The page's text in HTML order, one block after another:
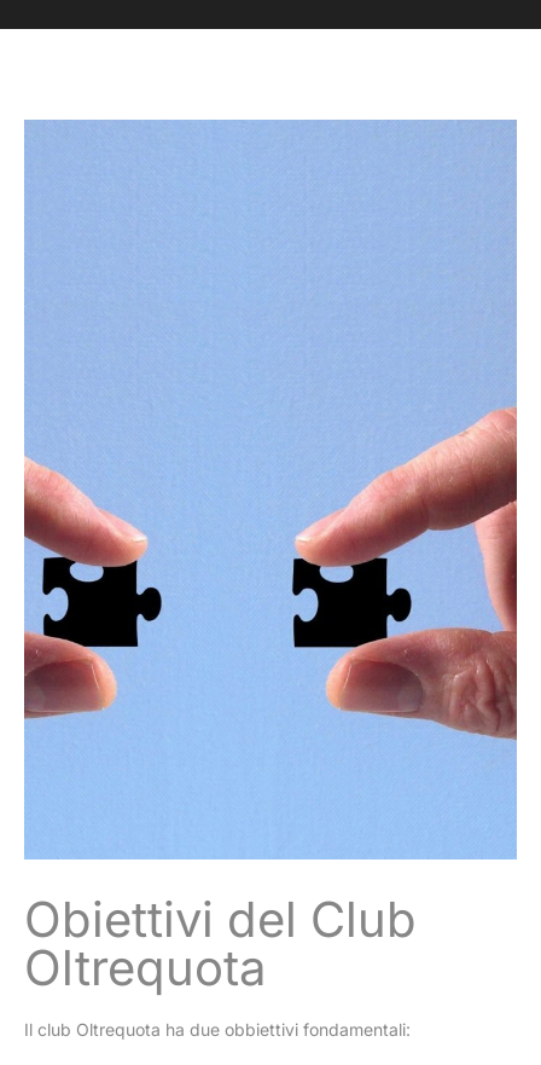
Obiettivi del Club
Oltrequota
Il club Oltrequota ha due obbiettivi fondamentali: